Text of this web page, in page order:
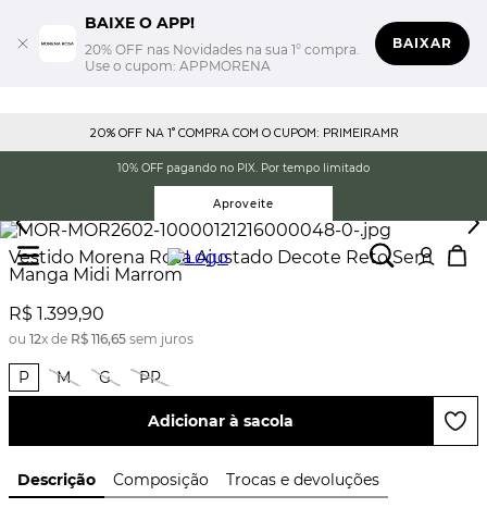
BAIXE O APP!
20% OFF nas Novidades na sua 1° compra.
Use o cupom: APPMORENA
BAIXAR
20% OFF NA 1° COMPRA COM O CUPOM: PRIMEIRAMR
10% OFF pagando no PIX. Por tempo limitado
Aproveite
Vestido Morena Rosa Ajustado Decote Reto Sem
Manga Midi Marrom
R$ 1.399,90
ou 12x de R$ 116,65 sem juros
P M G PP
Adicionar à sacola
Descrição Composição Trocas e devoluções